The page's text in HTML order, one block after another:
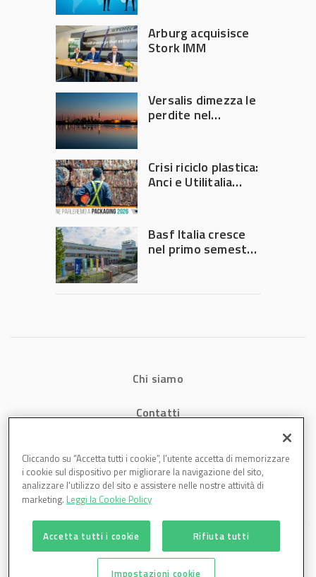
Arburg acquisisce
Stork IMM
Versalis dimezza le
perdite nel
Crisi riciclo plastica:
Anci e Utilitalia
Governo
Basf Italia cresce
nel primo semestre
Chi siamo
Contatti
Cookies
Cliccando su “Accetta tutti i cookie”, l'utente accetta di memorizzare
i cookie sul dispositivo per migliorare la navigazione del sito,
analizzare l'utilizzo del sito e assistere nelle nostre attività di
marketing. Leggi la Cookie Policy
Accetta tutti i cookie Rifiuta tutti
Impostazioni cookie